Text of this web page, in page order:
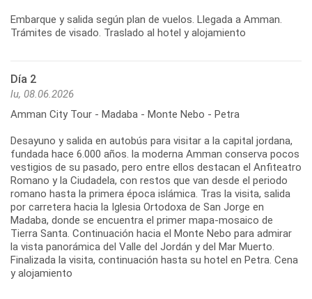
Embarque y salida según plan de vuelos. Llegada a Amman.
Día 2
lu, 08.06.2026
Amman City Tour - Madaba - Monte Nebo - Petra
Desayuno y salida en autobús para visitar a la capital jordana,
fundada hace 6.000 años. la moderna Amman conserva pocos
vestigios de su pasado, pero entre ellos destacan el Anfiteatro
Romano y la Ciudadela, con restos que van desde el periodo
romano hasta la primera época islámica. Tras la visita, salida
por carretera hacia la Iglesia Ortodoxa de San Jorge en
Madaba, donde se encuentra el primer mapa-mosaico de
Tierra Santa. Continuación hacia el Monte Nebo para admirar
la vista panorámica del Valle del Jordán y del Mar Muerto.
Finalizada la visita, continuación hasta su hotel en Petra. Cena
y alojamiento